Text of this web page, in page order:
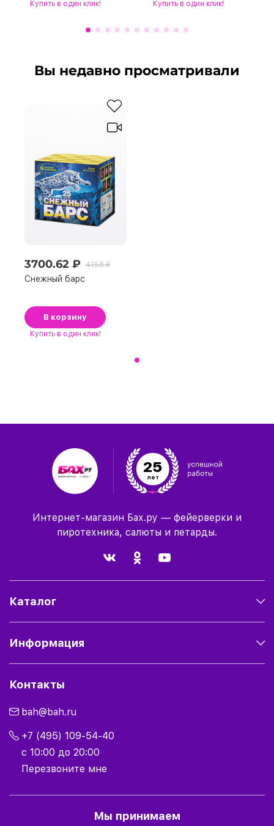
Купить в один клик! Купить в один клик!
Вы недавно просматривали
3700.62 ₽ 4158 ₽
Снежный барс
В корзину
Купить в один клик!
25
лет
Интернет-магазин Бах.ру — фейерверки и
пиротехника, салюты и петарды.
Каталог
Информация
Контакты
bah@bah.ru
+7 (495) 109-54-40
с 10:00 до 20:00
Перезвоните мне
Мы принимаем